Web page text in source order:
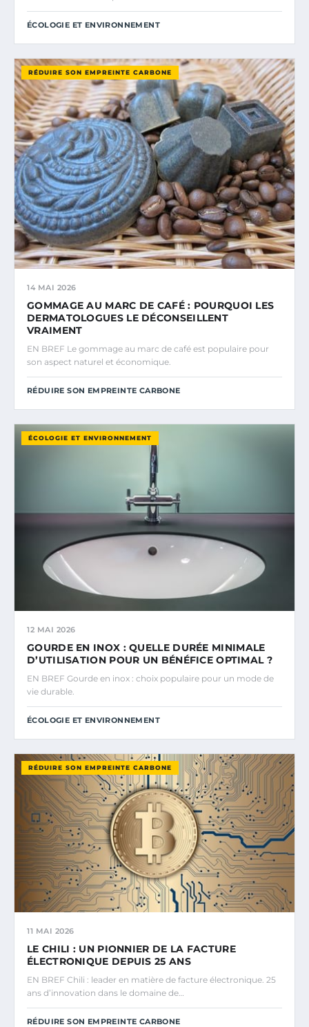
ÉCOLOGIE ET ENVIRONNEMENT
RÉDUIRE SON EMPREINTE CARBONE
14 MAI 2026
GOMMAGE AU MARC DE CAFÉ : POURQUOI LES
DERMATOLOGUES LE DÉCONSEILLENT
VRAIMENT
EN BREF Le gommage au marc de café est populaire pour
son aspect naturel et économique.
RÉDUIRE SON EMPREINTE CARBONE
ÉCOLOGIE ET ENVIRONNEMENT
12 MAI 2026
GOURDE EN INOX : QUELLE DURÉE MINIMALE
D’UTILISATION POUR UN BÉNÉFICE OPTIMAL ?
EN BREF Gourde en inox : choix populaire pour un mode de
vie durable.
ÉCOLOGIE ET ENVIRONNEMENT
RÉDUIRE SON EMPREINTE CARBONE
11 MAI 2026
LE CHILI : UN PIONNIER DE LA FACTURE
ÉLECTRONIQUE DEPUIS 25 ANS
EN BREF Chili : leader en matière de facture électronique. 25
ans d’innovation dans le domaine de…
RÉDUIRE SON EMPREINTE CARBONE